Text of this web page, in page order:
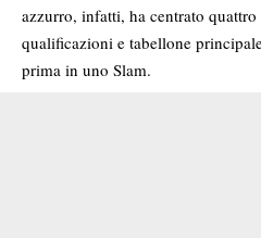
azzurro, infatti, ha centrato
qualificazioni e tabellone
prima in uno Slam.